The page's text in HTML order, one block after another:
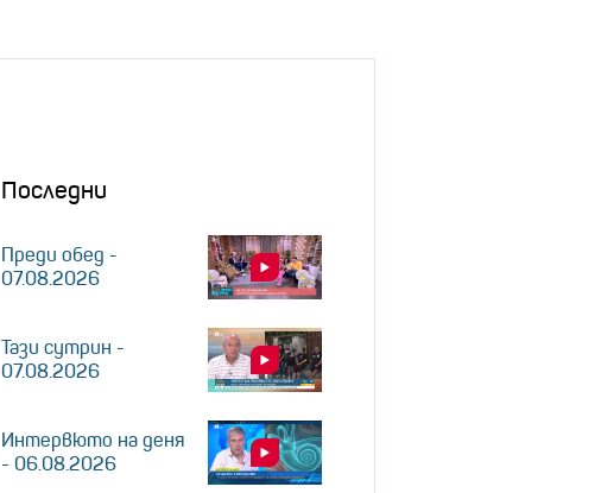
Последни
Преди обед -
07.08.2026
Тази сутрин -
07.08.2026
Интервюто на деня
- 06.08.2026